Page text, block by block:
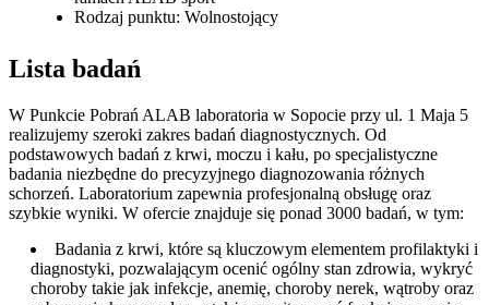
Rodzaj punktu: Wolnostojący
Lista badań
W Punkcie Pobrań ALAB laboratoria w Sopocie przy ul. 1 Maja 5
realizujemy szeroki zakres badań diagnostycznych. Od
podstawowych badań z krwi, moczu i kału, po specjalistyczne
badania niezbędne do precyzyjnego diagnozowania różnych
schorzeń. Laboratorium zapewnia profesjonalną obsługę oraz
szybkie wyniki. W ofercie znajduje się ponad 3000 badań, w tym:
Badania z krwi, które są kluczowym elementem profilaktyki i
diagnostyki, pozwalającym ocenić ogólny stan zdrowia, wykryć
choroby takie jak infekcje, anemię, choroby nerek, wątroby oraz